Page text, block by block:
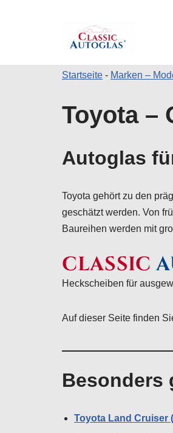
Startseite - Marken –
Toyota –
Autoglas
Toyota gehört zu den
geschätzt werden. Von
Baureihen werden mit
CLASSIC
Heckscheiben für
Auf dieser Seite finden
Besonders
Toyota Land Cruiser